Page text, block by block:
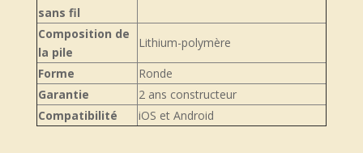
sans fil
Composition de
la pile
Lithium-polymère
Forme
Ronde
Garantie
2 ans constructeur
Compatibilité
iOS et Android